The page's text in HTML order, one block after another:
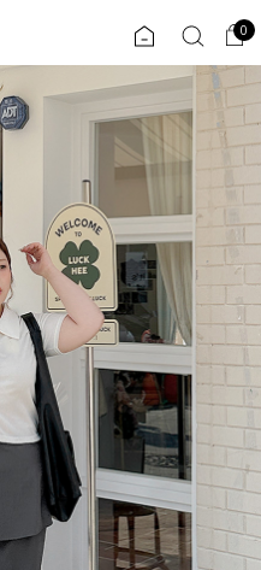
0
TW
JP
플러스핏 회원혜택
COMMUNITY
ALL
익스클루시브
아우터
티셔츠
니트
0